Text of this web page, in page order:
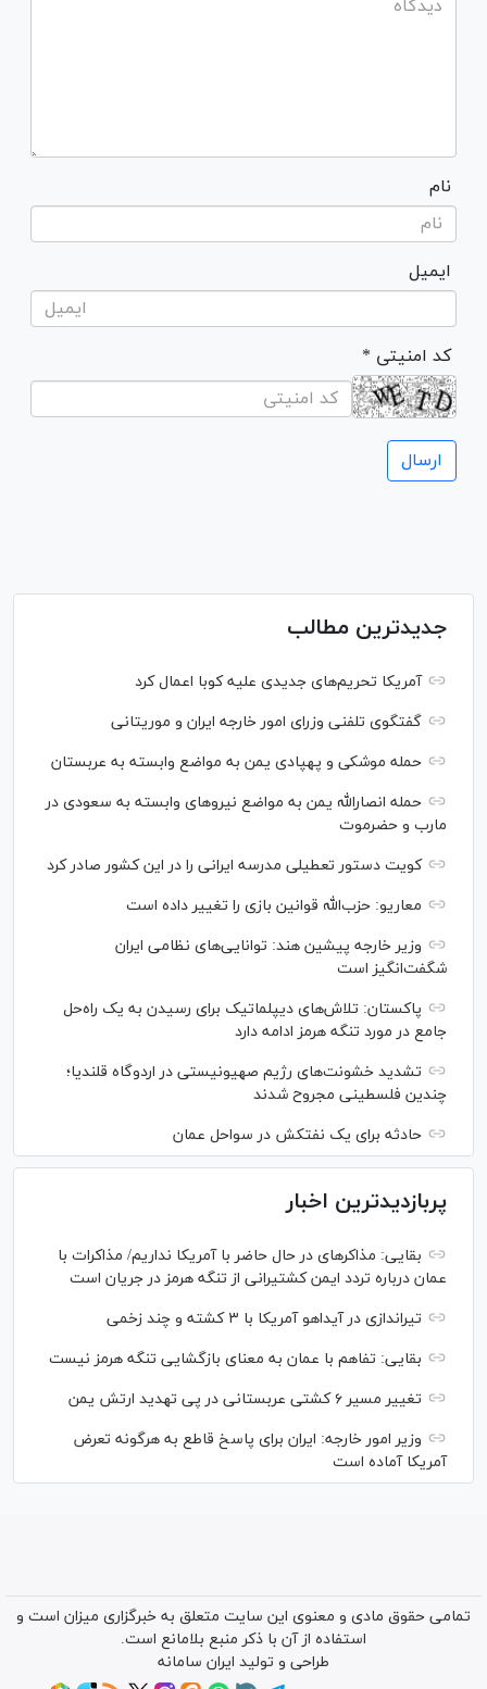
نام
ایمیل
* کد امنیتی
جدیدترین مطالب
آمریکا تحریم‌های جدیدی علیه کوبا اعمال کرد
گفتگوی تلفنی وزرای امور خارجه ایران و موریتانی
حمله موشکی و پهپادی یمن به مواضع وابسته به عربستان
حمله انصارالله یمن به مواضع نیرو‌های وابسته به سعودی در
مارب و حضرموت
کویت دستور تعطیلی مدرسه ایرانی را در این کشور صادر کرد
معاریو: حزب‌الله قوانین بازی را تغییر داده است
وزیر خارجه پیشین هند: توانایی‌های نظامی ایران
شگفت‌انگیز است
پاکستان: تلاش‌های دیپلماتیک برای رسیدن به یک راه‌حل
جامع در مورد تنگه هرمز ادامه دارد
تشدید خشونت‌های رژیم صهیونیستی در اردوگاه قلندیا؛
چندین فلسطینی مجروح شدند
حادثه برای یک نفتکش در سواحل عمان
پربازدیدترین اخبار
بقایی: مذاکره‎ای در حال حاضر با آمریکا نداریم/ مذاکرات با
عمان درباره تردد ایمن کشتیرانی از تنگه هرمز در جریان است
تیراندازی در آیداهو آمریکا با ۳ کشته و چند زخمی
بقایی: تفاهم با عمان به معنای بازگشایی تنگه هرمز نیست
تغییر مسیر ۶ کشتی عربستانی در پی تهدید ارتش یمن
وزیر امور خارجه: ایران برای پاسخ قاطع به هرگونه تعرض
آمریکا آماده است
تمامی حقوق مادی و معنوی این سایت متعلق به خبرگزاری میزان است و
استفاده از آن با ذکر منبع بلامانع است.
طراحی و تولید ایران سامانه